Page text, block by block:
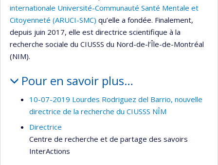
internationale Université-Communauté Santé Mentale et
Citoyenneté (ARUCI-SMC) qu’elle a fondée. Finalement,
depuis juin 2017, elle est directrice scientifique à la
recherche sociale du CIUSSS du Nord-de-l’Île-de-Montréal
(NIM).
Pour en savoir plus…
10-07-2019 Lourdes Rodriguez del Barrio, nouvelle
directrice de la recherche du CIUSSS NÎM
Directrice
Centre de recherche et de partage des savoirs
InterActions